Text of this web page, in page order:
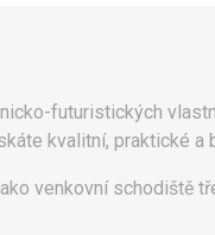
futuristických
kvalitní, praktické a
venkovní schodiště